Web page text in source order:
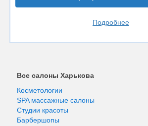
Подробнее
Все салоны Харькова
Косметологии
SPA массажные салоны
Студии красоты
Барбершопы